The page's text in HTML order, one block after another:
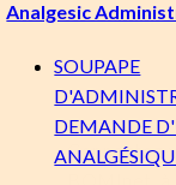
Analgesic
SOUPAPE
DEMANDE
Connectez-